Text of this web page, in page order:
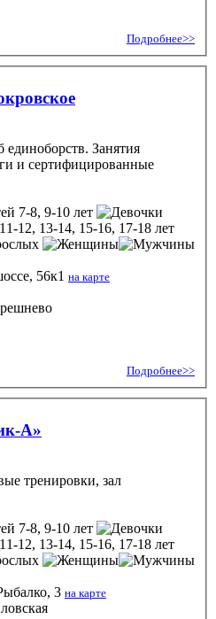
Подробнее>>
Занятия
и сертифицированные
7-8, 9-10 лет
12, 13-14, 15-16, 17-18 лет
56к1 на карте
Подробнее>>
А»
тренировки, зал
7-8, 9-10 лет
12, 13-14, 15-16, 17-18 лет
3 на карте